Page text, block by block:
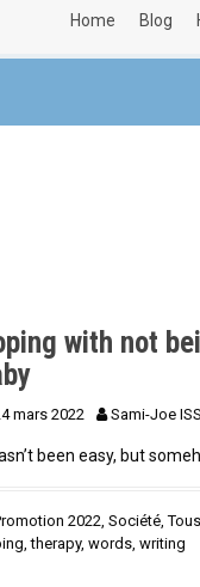
home blog
with not
mars 2022 Sami-Joe
been easy, but
2022,Société,
,therapy,words,writing